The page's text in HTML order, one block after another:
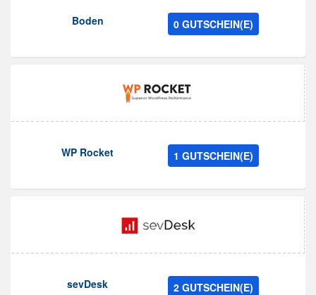
Boden 0 GUTSCHEIN(E)
WP Rocket 1 GUTSCHEIN(E)
sevDesk 2 GUTSCHEIN(E)